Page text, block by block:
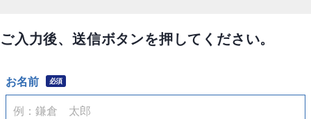
ご入力後、送信ボタンを押してください。
お名前 必須